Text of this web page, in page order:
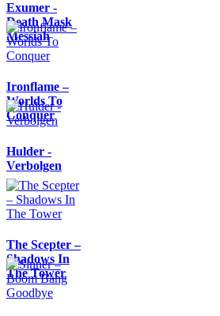
Exumer -
Death Mask
Messiah
Ironflame –
Worlds To
Conquer
Hulder -
Verbolgen
The Scepter –
Shadows In
The Tower